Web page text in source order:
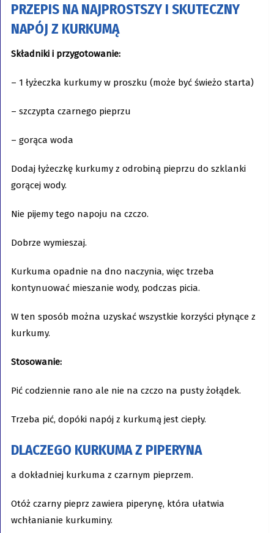
PRZEPIS NA NAJPROSTSZY I SKUTECZNY
NAPÓJ Z KURKUMĄ
Składniki i przygotowanie:
– 1 łyżeczka kurkumy w proszku (może być świeżo starta)
– szczypta czarnego pieprzu
– gorąca woda
Dodaj łyżeczkę kurkumy z odrobiną pieprzu do szklanki
gorącej wody.
Nie pijemy tego napoju na czczo.
Dobrze wymieszaj.
Kurkuma opadnie na dno naczynia, więc trzeba
kontynuować mieszanie wody, podczas picia.
W ten sposób można uzyskać wszystkie korzyści płynące z
kurkumy.
Stosowanie:
Pić codziennie rano ale nie na czczo na pusty żołądek.
Trzeba pić, dopóki napój z kurkumą jest ciepły.
DLACZEGO KURKUMA Z PIPERYNA
a dokładniej kurkuma z czarnym pieprzem.
Otóż czarny pieprz zawiera piperynę, która ułatwia
wchłanianie kurkuminy.